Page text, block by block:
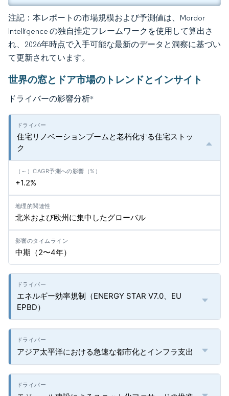
注記：本レポートの市場規模および予測値は、Mordor
Intelligence の独自推定フレームワークを使用して算出さ
れ、2026年時点で入手可能な最新のデータと洞察に基づい
て更新されています。
世界の窓とドア市場のトレンドとインサイト
ドライバーの影響分析*
住宅リノベーションブームと老朽化する住宅ストッ
ク
+1.2%
北米および欧州に集中したグローバル
中期（2〜4年）
エネルギー効率規制（ENERGY STAR V7.0、EU
EPBD）
アジア太平洋における急速な都市化とインフラ支出